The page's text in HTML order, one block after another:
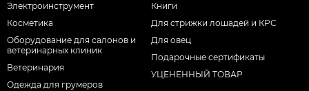
Электроинструмент
Косметика
Оборудование для салонов и
ветеринарных клиник
Ветеринария
Одежда для грумеров
Книги
Для стрижки лошадей и КРС
Для овец
Подарочные сертификаты
УЦЕНЕННЫЙ ТОВАР